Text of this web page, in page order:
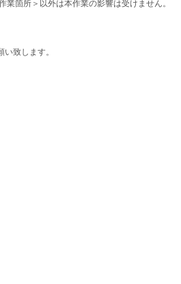
業箇所＞以外は本作業の影響は受けません。
い致します。